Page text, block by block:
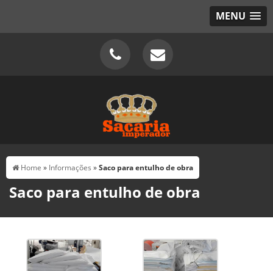
MENU
Home » Informações »Saco para entulho de obra
Saco para entulho de obra